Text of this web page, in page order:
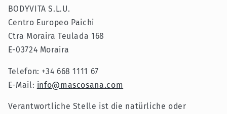
BODYVITA S.L.U.
Centro Europeo Paichi
Ctra Moraira Teulada 168
E-03724 Moraira
Telefon: +34 668 1111 67
E-Mail: info@mascosana.com
Verantwortliche Stelle ist die natürliche oder